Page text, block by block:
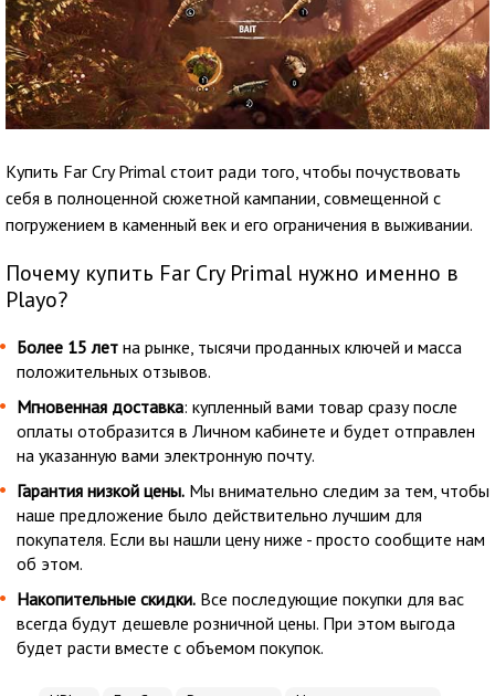
Купить Far Cry Primal стоит ради того, чтобы почуствовать
себя в полноценной сюжетной кампании, совмещенной с
погружением в каменный век и его ограничения в выживании.
Почему купить Far Cry Primal нужно именно в
Playo?
Более 15 лет на рынке, тысячи проданных ключей и масса
положительных отзывов.
Мгновенная доставка: купленный вами товар сразу после
оплаты отобразится в Личном кабинете и будет отправлен
на указанную вами электронную почту.
Гарантия низкой цены. Мы внимательно следим за тем, чтобы
наше предложение было действительно лучшим для
покупателя. Если вы нашли цену ниже - просто сообщите нам
об этом.
Накопительные скидки. Все последующие покупки для вас
всегда будут дешевле розничной цены. При этом выгода
будет расти вместе с объемом покупок.